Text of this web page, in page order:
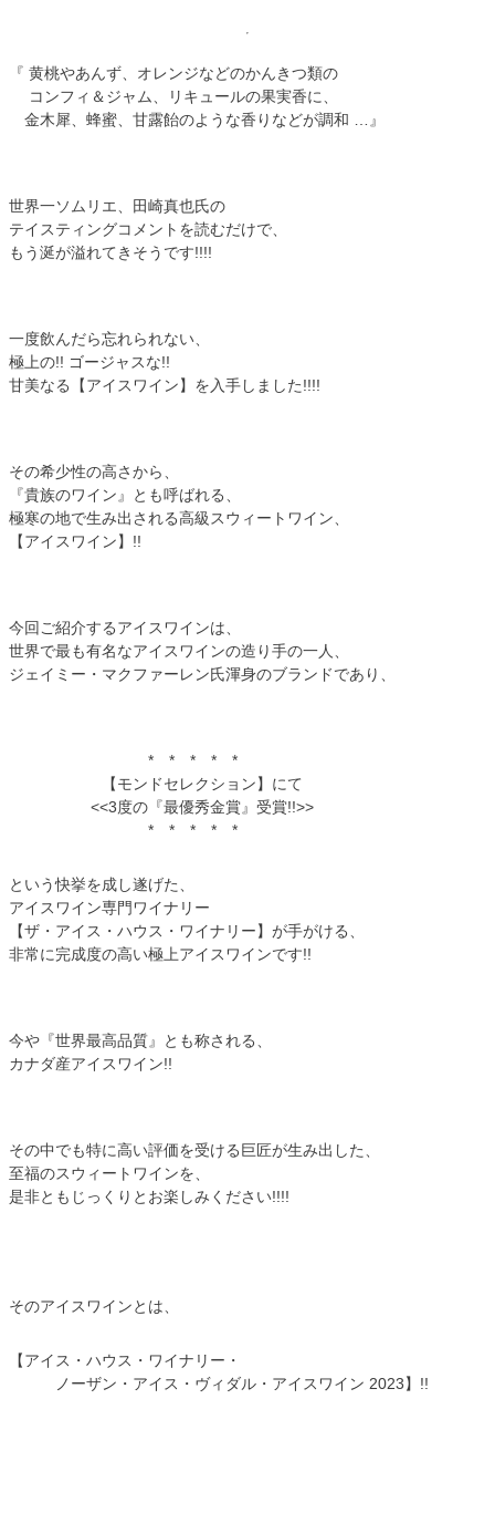
『 黄桃やあんず、オレンジなどのかんきつ類の
コンフィ＆ジャム、リキュールの果実香に、
金木犀、蜂蜜、甘露飴のような香りなどが調和 …』
世界一ソムリエ、田崎真也氏の
テイスティングコメントを読むだけで、
もう涎が溢れてきそうです!!!!
一度飲んだら忘れられない、
極上の!! ゴージャスな!!
甘美なる【アイスワイン】を入手しました!!!!
その希少性の高さから、
『貴族のワイン』とも呼ばれる、
極寒の地で生み出される高級スウィートワイン、
【アイスワイン】!!
今回ご紹介するアイスワインは、
世界で最も有名なアイスワインの造り手の一人、
ジェイミー・マクファーレン氏渾身のブランドであり、
* * * * *
【モンドセレクション】にて
<<3度の『最優秀金賞』受賞!!>>
* * * * *
という快挙を成し遂げた、
アイスワイン専門ワイナリー
【ザ・アイス・ハウス・ワイナリー】が手がける、
非常に完成度の高い極上アイスワインです!!
今や『世界最高品質』とも称される、
カナダ産アイスワイン!!
その中でも特に高い評価を受ける巨匠が生み出した、
至福のスウィートワインを、
是非ともじっくりとお楽しみください!!!!
そのアイスワインとは、
【アイス・ハウス・ワイナリー・
ノーザン・アイス・ヴィダル・アイスワイン 2023】!!